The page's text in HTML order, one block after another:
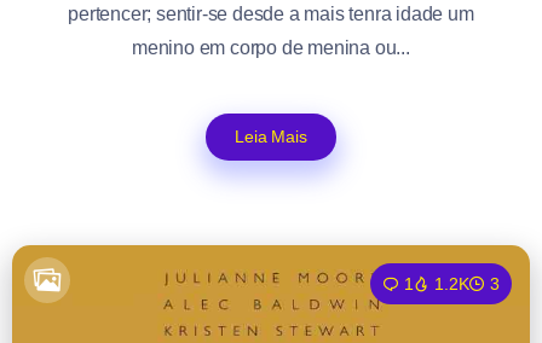
pertencer; sentir-se desde a mais tenra idade um
menino em corpo de menina ou...
Leia Mais
1 1.2K 3